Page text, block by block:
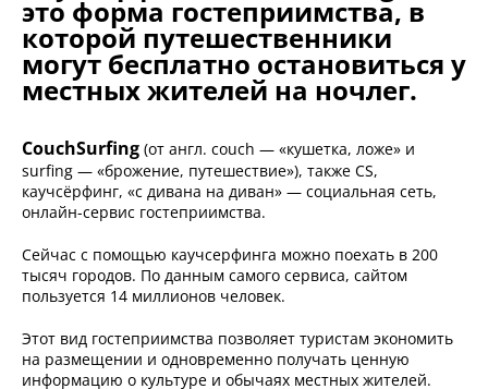
это форма гостеприимства, в
которой путешественники
могут бесплатно остановиться у
местных жителей на ночлег.
CouchSurfing (от англ. couch — «кушетка, ложе» и
surfing — «брожение, путешествие»), также CS,
каучсёрфинг, «с дивана на диван» — социальная сеть,
онлайн-сервис гостеприимства.
Сейчас с помощью каучсерфинга можно поехать в 200
тысяч городов. По данным самого сервиса, сайтом
пользуется 14 миллионов человек.
Этот вид гостеприимства позволяет туристам экономить
на размещении и одновременно получать ценную
информацию о культуре и обычаях местных жителей.